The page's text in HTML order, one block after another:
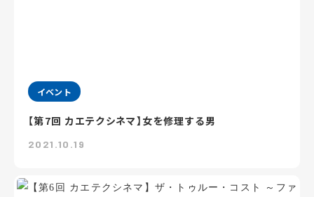
イベント
【第7回 カエテクシネマ】女を修理する男
2021.10.19